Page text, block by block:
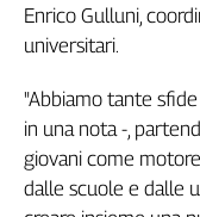
Speciali
G8
Genova,
il
sangue
della
ragione
Enrico Gulluni,
universitari.
"Abbiamo tante
in una nota -,
giovani come
dalle scuole e dalle